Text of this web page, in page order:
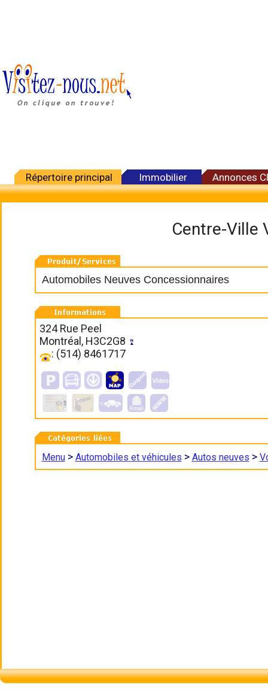
Répertoire principal Immobilier Annonces
Centre-Ville
Automobiles Neuves Concessionnaires
324 Rue Peel
Montréal, H3C2G8
: (514) 8461717
Menu> Automobiles et véhicules > Autos neuves >